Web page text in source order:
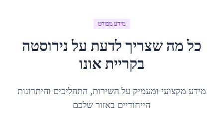
מידע מפורט
כל מה שצריך לדעת על נירוסטה
בקריית אונו
מידע מקצועי ומעמיק על השירות, התהליכים והיתרונות
הייחודיים באזור שלכם